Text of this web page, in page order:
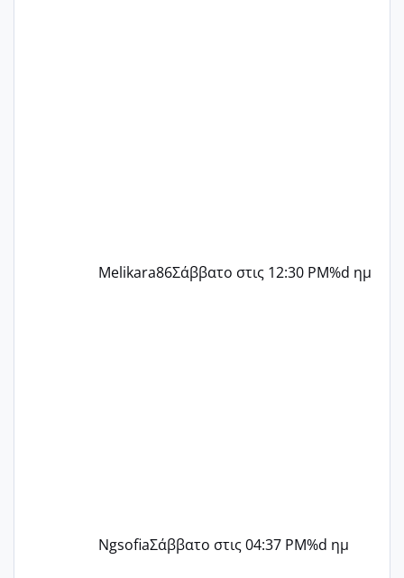
Melikara86Σάββατο στις 12:30 PM%d ημ
NgsofiaΣάββατο στις 04:37 PM%d ημ